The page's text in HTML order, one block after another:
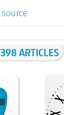
398 ARTICLES